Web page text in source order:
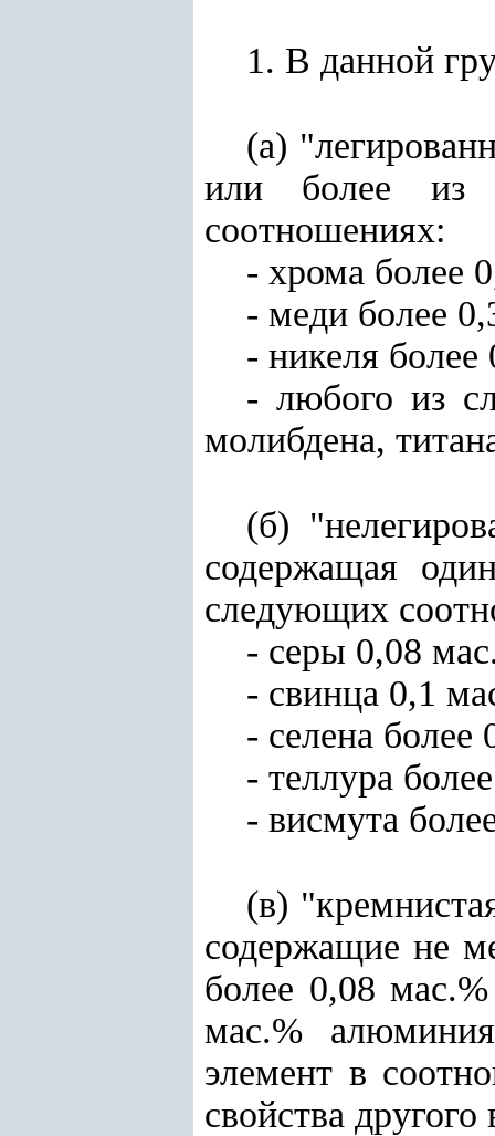
1. В данной
(а)
или более из
соотношениях:
- хрома более
- меди более
- никеля более
- любого из
молибдена,
(б)
содержащая
следующих
- серы 0,08
- свинца 0,1
- селена более
- теллура
- висмута
(в)
содержащие не
более 0,08
мас.%
элемент в
свойства